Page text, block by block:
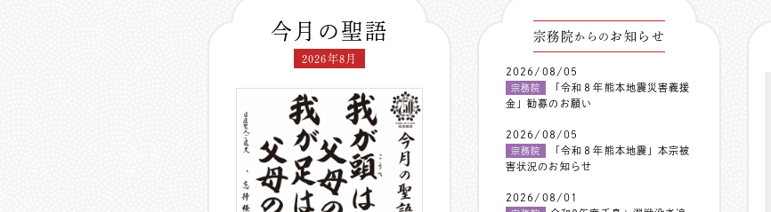
今月の聖語
2026年8月
宗務院からの お知らせ
2026/08/05
宗務院
「令和８年熊本地震災害義援
金」勧募のお願い
2026/08/05
宗務院
「令和８年熊本地震」本宗被
害状況のお知らせ
2026/08/01